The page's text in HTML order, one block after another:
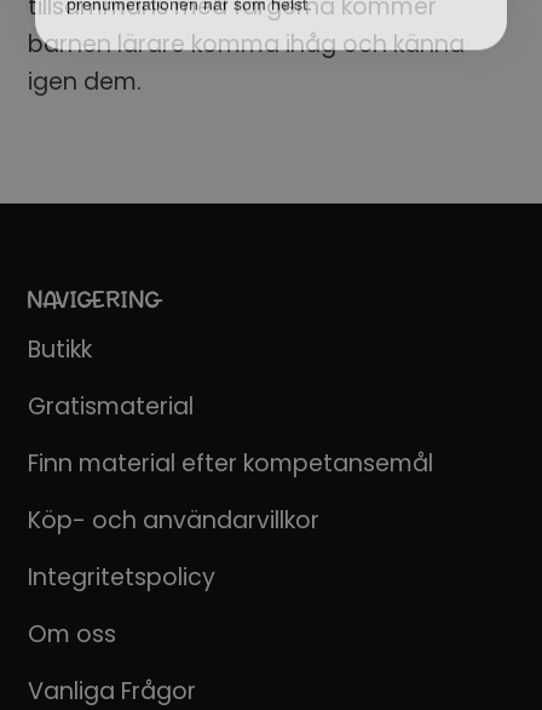
barnen lärare komma ihåg och känna
igen dem.
NAVIGERING
Butikk
Gratismaterial
Finn material efter kompetansemål
Köp- och användarvillkor
Integritetspolicy
Om oss
Vanliga Frågor